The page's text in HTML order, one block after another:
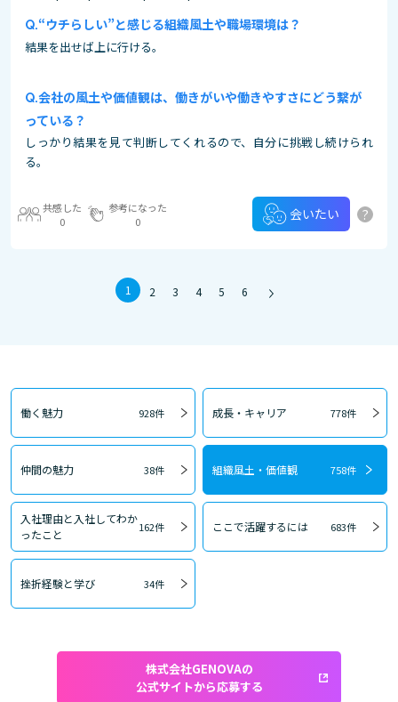
“ウチらしい”と感じる組織風土や職場環境は？
結果を出せば上に行ける。
会社の風土や価値観は、働きがいや働きやすさにどう繋が
っている？
しっかり結果を見て判断してくれるので、自分に挑戦し続けられ
る。
共感した
0
参考になった
0
会いたい ?
1 2 3 4 5 6
働く魅力 928件 成長・キャリア 778件
仲間の魅力 38件 組織風土・価値観 758件
入社理由と入社してわか
ったこと
162件 ここで活躍するには 683件
挫折経験と学び 34件
株式会社GENOVAの
公式サイトから応募する